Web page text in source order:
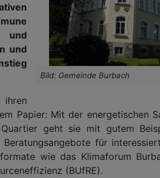
Bild: Gemeinde Burbach
und
und
ihren
Papier: Mit der energetischen
Quartier geht sie mit gutem
für
wie das Klimaforum
(BUfRE).